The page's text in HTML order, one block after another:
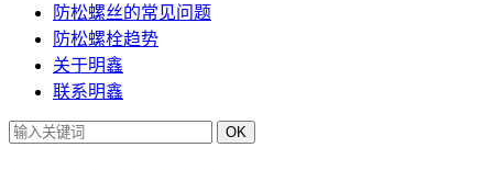
防松螺丝的常见问题
防松螺栓趋势
关于明鑫
联系明鑫